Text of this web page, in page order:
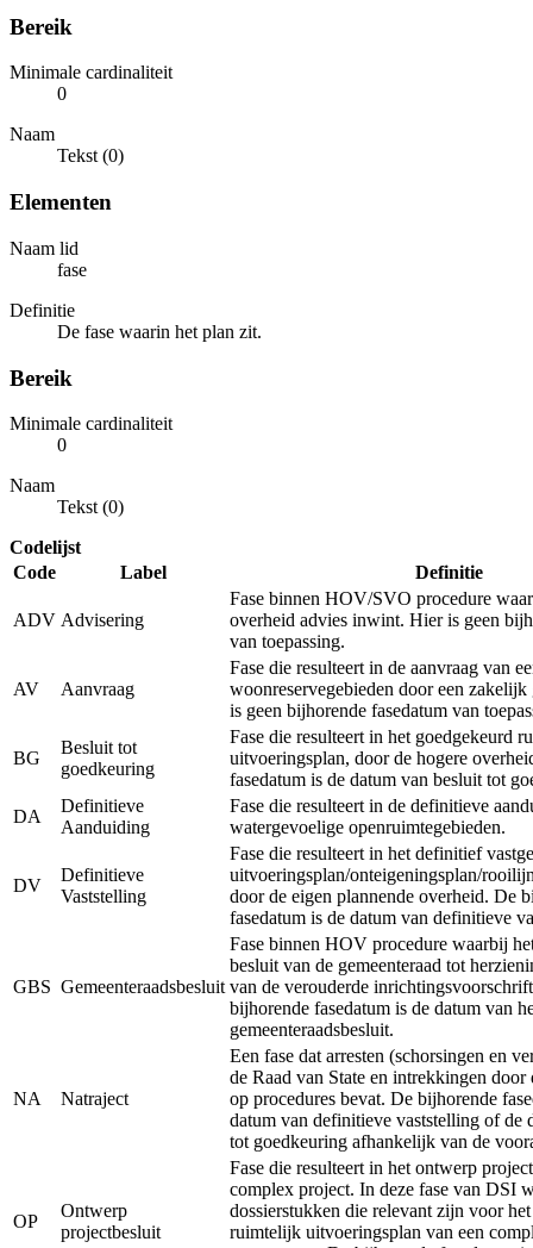
Bereik
Minimale cardinaliteit
0
Naam
Tekst (0)
Elementen
Naam lid
fase
Definitie
De fase waarin het plan zit.
Bereik
Minimale cardinaliteit
0
Naam
Tekst (0)
Codelijst
Code
Label Definitie
ADV Advisering
Fase binnen HOV/SVO procedure
overheid advies inwint. Hier is geen
van toepassing.
AV Aanvraag
Fase die resulteert in de aanvraag van
woonreservegebieden door een
is geen bijhorende fasedatum van
BG
Besluit tot
goedkeuring
Fase die resulteert in het goedgekeurd
uitvoeringsplan, door de hogere
fasedatum is de datum van besluit tot
DA
Definitieve
Aanduiding
Fase die resulteert in de definitieve
watergevoelige openruimtegebieden.
DV
Definitieve
Vaststelling
Fase die resulteert in het definitief
uitvoeringsplan/onteigeningsplan/
door de eigen plannende overheid. De
fasedatum is de datum van definitieve
GBS Gemeenteraadsbesluit
Fase binnen HOV procedure waarbij
besluit van de gemeenteraad tot
van de verouderde
bijhorende fasedatum is de datum van
gemeenteraadsbesluit.
NA Natraject
Een fase dat arresten (schorsingen en
de Raad van State en intrekkingen door
op procedures bevat. De bijhorende
datum van definitieve vaststelling of de
tot goedkeuring afhankelijk van de
OP
Ontwerp
projectbesluit
Fase die resulteert in het ontwerp
complex project. In deze fase van DSI
dossierstukken die relevant zijn voor
ruimtelijk uitvoeringsplan van een